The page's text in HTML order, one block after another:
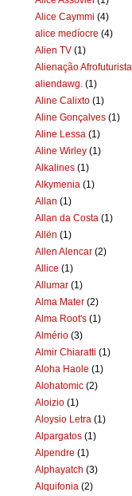
Alice Caymmi (4)
alice medíocre (4)
Alien TV (1)
Alienação Afrofuturista
aliendawg. (1)
Aline Calixto (1)
Aline Gonçalves (1)
Aline Lessa (1)
Aline Wirley (1)
Alkalines (1)
Alkymenia (1)
Allan (1)
Allan da Costa (1)
Allën (1)
Allen Alencar (2)
Allice (1)
Allumar (1)
Alma Mater (2)
Alma Root's (1)
Almério (3)
Almir Chiaratti (1)
Aloha Haole (1)
Alohatomic (2)
Aloizio (1)
Aloysio Letra (1)
Alpargatos (1)
Alpendre (1)
Alphayatch (3)
Alquifonia (2)